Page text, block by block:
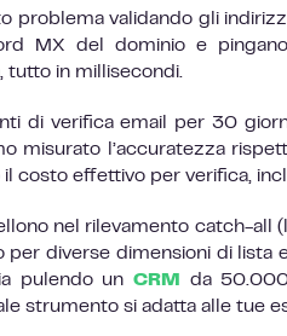
problema validando gli
MX del dominio e
tutto in millisecondi.
di verifica email per 30
misurato l’accuratezza
costo effettivo per verifica,
nel rilevamento catch-all
diverse dimensioni di lista
pulendo unCRM
da
strumento si adatta alle tue